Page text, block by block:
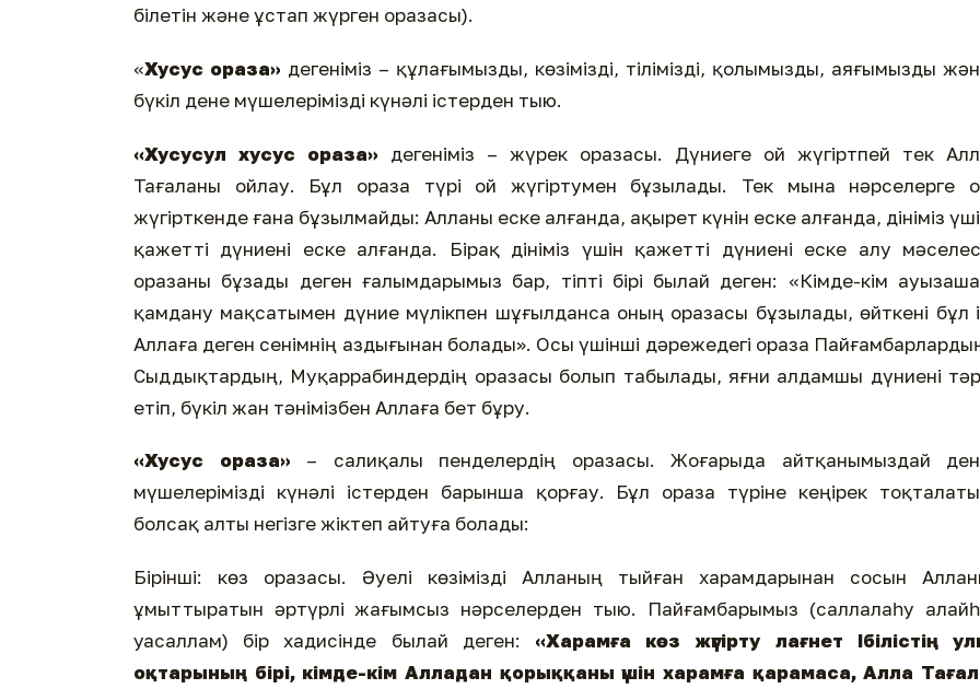
білетін және ұстап жүрген оразасы).
«Хусус ораза» дегеніміз – құлағымызды, көзімізді, тілімізді, қолымызды, аяғымызды
бүкіл дене мүшелерімізді күнәлі істерден тыю.
«Хусусул хусус ораза» дегеніміз – жүрек оразасы. Дүниеге ой жүгіртпей тек
Тағаланы ойлау. Бұл ораза түрі ой жүгіртумен бұзылады. Тек мына нәрселерге
жүгірткенде ғана бұзылмайды: Алланы еске алғанда, ақырет күнін еске алғанда, дініміз
қажетті дүниені еске алғанда. Бірақ дініміз үшін қажетті дүниені еске алу
оразаны бұзады деген ғалымдарымыз бар, тіпті бірі былай деген: «Кімде-кім
қамдану мақсатымен дүние мүлікпен шұғылданса оның оразасы бұзылады, өйткені бұл
Аллаға деген сенімнің аздығынан болады». Осы үшінші дәрежедегі ораза
Сыддықтардың, Муқаррабиндердің оразасы болып табылады, яғни алдамшы дүниені
етіп, бүкіл жан тәнімізбен Аллаға бет бұру.
«Хусус ораза» – салиқалы пенделердің оразасы. Жоғарыда айтқанымыздай
мүшелерімізді күнәлі істерден барынша қорғау. Бұл ораза түріне кеңірек
болсақ алты негізге жіктеп айтуға болады:
Бірінші: көз оразасы. Әуелі көзімізді Алланың тыйған харамдарынан сосын
ұмыттыратын әртүрлі жағымсыз нәрселерден тыю. Пайғамбарымыз (саллалаһу
уасаллам) бір хадисінде былай деген: «Харамға көз жүгірту лағнет Ібілістің
оқтарының бірі, кімде-кім Алладан қорыққаны үшін харамға қарамаса, Алла